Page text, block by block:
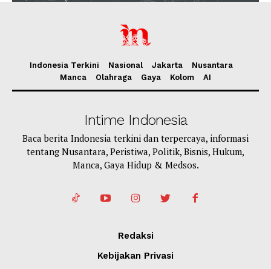
Indonesia Terkini Nasional Jakarta
Nusantara
Manca
Olahraga Gaya Kolom AI
Intime Indonesia
Baca berita Indonesia terkini dan terpercaya, informasi
tentang Nusantara, Peristiwa, Politik, Bisnis, Hukum,
Manca, Gaya Hidup & Medsos.
Redaksi
Kebijakan Privasi